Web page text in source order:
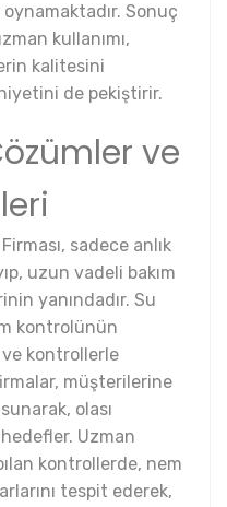
Sonuç
kullanımı,
kalitesini
de pekiştirir.
ve
sadece anlık
uzun vadeli bakım
yanındadır. Su
kontrolünün
ve kontrollerle
müşterilerine
olası
Uzman
kontrollerde, nem
tespit ederek,